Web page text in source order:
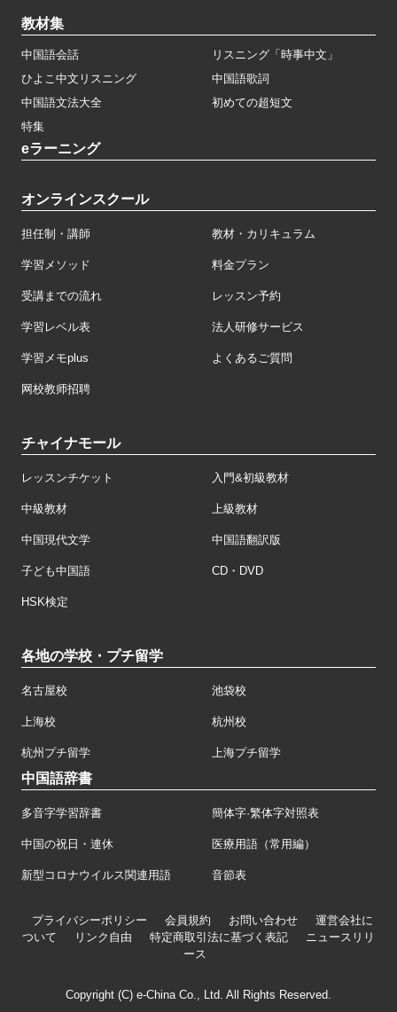
教材集
中国語会話
リスニング「時事中文」
ひよこ中文リスニング
中国語歌詞
中国語文法大全
初めての超短文
特集
eラーニング
オンラインスクール
担任制・講師 教材・カリキュラム
学習メソッド 料金プラン
受講までの流れ レッスン予約
学習レベル表 法人研修サービス
学習メモplus よくあるご質問
网校教师招聘
チャイナモール
レッスンチケット 入門&初級教材
中級教材 上級教材
中国現代文学 中国語翻訳版
子ども中国語 CD・DVD
HSK検定
各地の学校・プチ留学
名古屋校 池袋校
上海校 杭州校
杭州プチ留学 上海プチ留学
中国語辞書
多音字学習辞書 簡体字·繁体字対照表
中国の祝日・連休 医療用語（常用編）
新型コロナウイルス関連用語 音節表
プライバシーポリシー 会員規約 お問い合わせ
運営会社に
ついて
リンク自由 特定商取引法に基づく表記
ニュースリリ
ース
Copyright (C) e-China Co., Ltd. All Rights Reserved.